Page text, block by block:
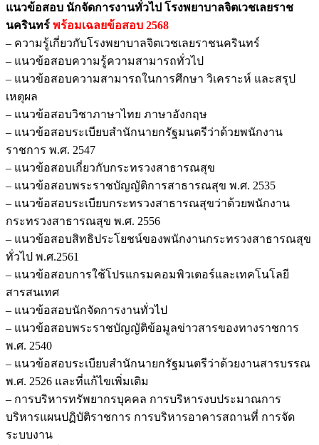
ชิ้น
แนวข้อสอบ นักจัดการงานทั่วไป โรงพยาบาลจิตเวชเลยราช
นครินทร์ พร้อมเฉลยข้อสอบ 2568
– ความรู้เกี่ยวกับโรงพยาบาลจิตเวชเลยราชนครินทร์
– แนวข้อสอบความรู้ความสามารถทั่วไป
– แนวข้อสอบความสามารถในการศึกษา วิเคราะห์ และสรุป
เหตุผล
– แนวข้อสอบวิชาภาษาไทย ภาษาอังกฤษ
– แนวข้อสอบระเบียบสำนักนายกรัฐมนตรีว่าด้วยพนักงาน
ราชการ พ.ศ. 2547
– แนวข้อสอบเกี่ยวกับกระทรวงสาธารณสุข
– แนวข้อสอบพระราชบัญญัติการสาธารณสุข พ.ศ. 2535
– แนวข้อสอบระเบียบกระทรวงสาธารณสุขว่าด้วยพนักงาน
กระทรวงสาธารณสุข พ.ศ. 2556
– แนวข้อสอบสิทธิประโยชน์ของพนักงานกระทรวงสาธารณสุข
ทั่วไป พ.ศ.2561
– แนวข้อสอบการใช้โปรแกรมคอมพิวเตอร์และเทคโนโลยี
สารสนเทศ
– แนวข้อสอบนักจัดการงานทั่วไป
– แนวข้อสอบพระราชบัญญัติข้อมูลข่าวสารของทางราชการ
พ.ศ. 2540
– แนวข้อสอบระเบียบสำนักนายกรัฐมนตรีว่าด้วยงานสารบรรณ
พ.ศ. 2526 และที่แก้ไขเพิ่มเติม
– การบริหารทรัพยากรบุคคล การบริหารงบประมาณการ
บริหารแผนปฏิบัติราชการ การบริหารอาคารสถานที่ การจัด
ระบบงาน